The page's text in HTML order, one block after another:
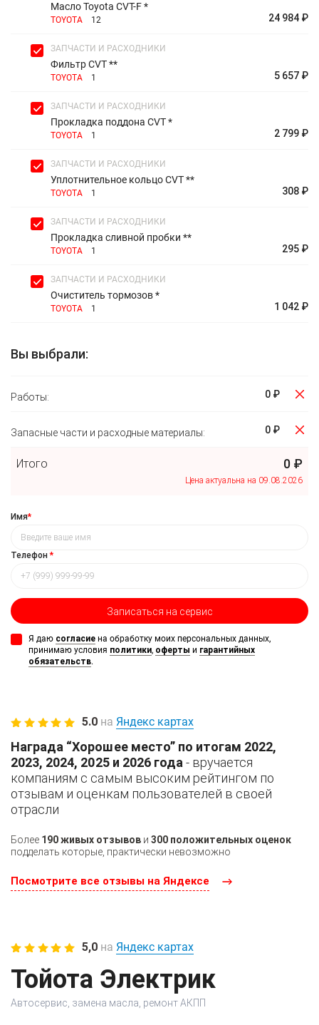
Масло Toyota CVT-F *
TOYOTA 12 24 984 ₽
ЗАПЧАСТИ И РАСХОДНИКИ
Фильтр CVT **
TOYOTA 1 5 657 ₽
ЗАПЧАСТИ И РАСХОДНИКИ
Прокладка поддона CVT *
TOYOTA 1 2 799 ₽
ЗАПЧАСТИ И РАСХОДНИКИ
Уплотнительное кольцо CVT **
TOYOTA 1 308 ₽
ЗАПЧАСТИ И РАСХОДНИКИ
Прокладка сливной пробки **
TOYOTA 1 295 ₽
ЗАПЧАСТИ И РАСХОДНИКИ
Очиститель тормозов *
TOYOTA 1 1 042 ₽
Вы выбрали:
Работы: 0 ₽
Запасные части и расходные материалы: 0 ₽
Итого 0 ₽
Цена актуальна на 09.08.2026
Имя*
Телефон*
Записаться на сервис
Я даю согласие на обработку моих персональных данных,
принимаю условия политики, оферты и гарантийных
обязательств.
5.0 на Яндекс картах
Награда “Хорошее место” по итогам 2022,
2023, 2024, 2025 и 2026 года - вручается
компаниям с самым высоким рейтингом по
отзывам и оценкам пользователей в своей
отрасли
Более 190 живых отзывов и 300 положительных оценок
подделать которые, практически невозможно
Посмотрите все отзывы на Яндексе
5,0 на Яндекс картах
Тойота Электрик
Автосервис, замена масла, ремонт АКПП